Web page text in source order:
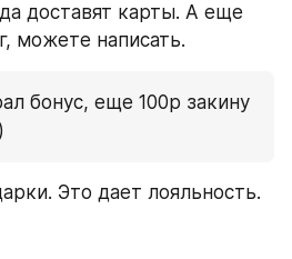
доставят карты. А еще
можете написать.
бонус, еще 100р закину
Это дает лояльность.